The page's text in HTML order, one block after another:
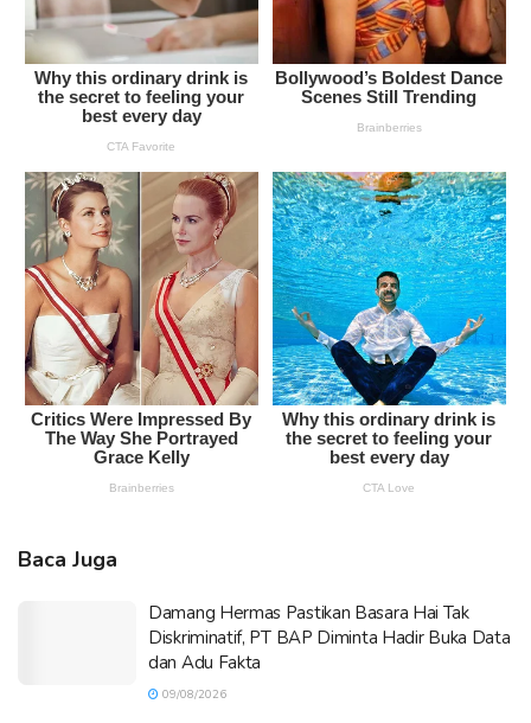
Baca Juga
Damang Hermas Pastikan Basara Hai Tak
Diskriminatif, PT BAP Diminta Hadir Buka Data
dan Adu Fakta
09/08/2026